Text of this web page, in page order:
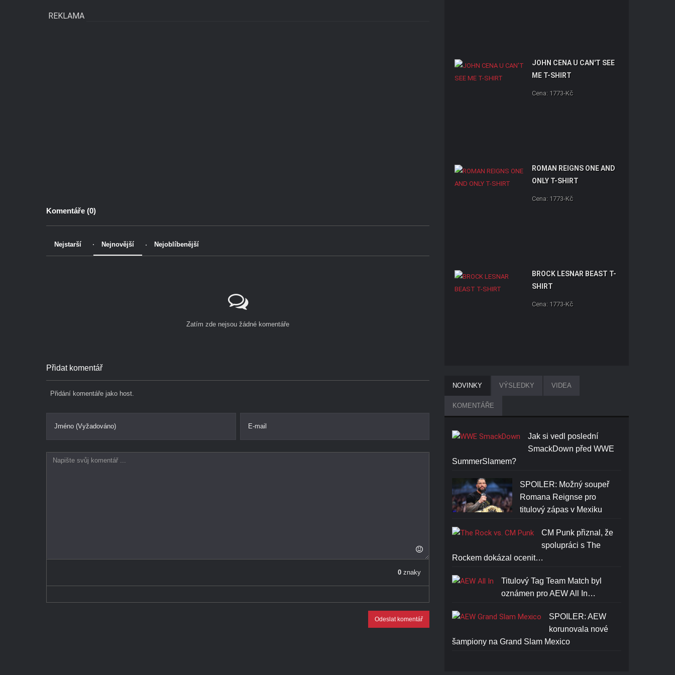
REKLAMA
Komentáře (0)
Nejstarší Nejnovější Nejoblíbenější
Zatím zde nejsou žádné komentáře
Přidat komentář
Přidání komentáře jako host.
Jméno (Vyžadováno) E-mail
0 znaky
Odeslat komentář
JOHN CENA U CAN'T SEE
ME T-SHIRT
Cena: 1773-Kč
ROMAN REIGNS ONE AND
ONLY T-SHIRT
Cena: 1773-Kč
BROCK LESNAR BEAST T-
SHIRT
Cena: 1773-Kč
NOVINKY VÝSLEDKY VIDEA
KOMENTÁŘE
Jak si vedl poslední
SmackDown před WWE
SummerSlamem?
SPOILER: Možný soupeř
Romana Reignse pro
titulový zápas v Mexiku
CM Punk přiznal, že
spolupráci s The
Rockem dokázal ocenit…
Titulový Tag Team Match byl
oznámen pro AEW All In…
SPOILER: AEW
korunovala nové
šampiony na Grand Slam Mexico